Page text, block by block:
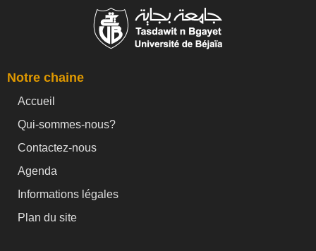
Notre chaine
Accueil
Qui-sommes-nous?
Contactez-nous
Agenda
Informations légales
Plan du site